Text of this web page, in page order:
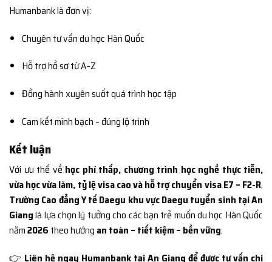
Humanbank là đơn vị:
Chuyên tư vấn du học Hàn Quốc
Hỗ trợ hồ sơ từ A–Z
Đồng hành xuyên suốt quá trình học tập
Cam kết minh bạch – đúng lộ trình
Kết luận
Với ưu thế về học phí thấp, chương trình học nghề thực tiễn,
vừa học vừa làm, tỷ lệ visa cao và hỗ trợ chuyển visa E7 – F2-R,
Trường Cao đẳng Y tế Daegu khu vực Daegu tuyển sinh tại An
Gianglà lựa chọn lý tưởng cho các bạn trẻ muốn du học Hàn Quốc
năm2026 theo hướng an toàn – tiết kiệm – bền vững.
👉 Liên hệ ngay Humanbank tại An Giang để được tư vấn chi